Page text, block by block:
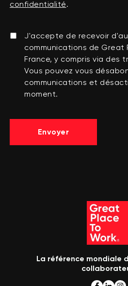
confidentialité.
J'accepte de recevoir
communications de Great
France, y compris via des
Vous pouvez vous
communications et
moment.
La référence mondiale